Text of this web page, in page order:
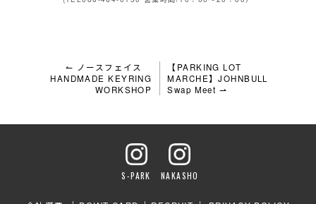
投
ナ
↼ ノースフェイス
HANDMADE KEYRING
WORKSHOP
【PARKING LOT
MARCHE】JOHNBULL
Swap Meet ⇀
S-PARK NAKASHO